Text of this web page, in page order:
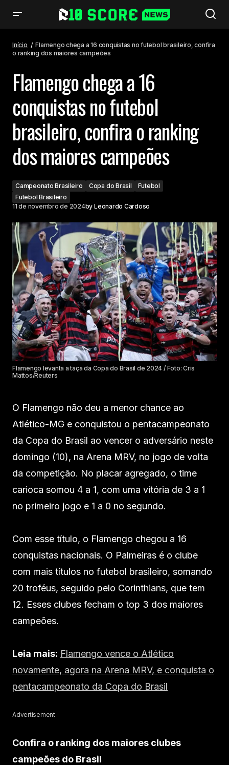
dos maiores campeões
Início
Flamengo chega a 16 conquistas no futebol brasileiro, confira
o ranking dos maiores campeões
Flamengo chega a 16
conquistas no futebol
brasileiro, confira o ranking
dos maiores campeões
Campeonato Brasileiro Copa do Brasil
Futebol
Futebol Brasileiro
11 de novembro de 2024by Leonardo Cardoso
Flamengo levanta a taça da Copa do Brasil de 2024 / Foto: Cris
Mattos/Reuters
O Flamengo não deu a menor chance ao
Atlético-MG e conquistou o pentacampeonato
da Copa do Brasil ao vencer o adversário neste
domingo (10), na Arena MRV, no jogo de volta
da competição. No placar agregado, o time
carioca somou 4 a 1, com uma vitória de 3 a 1
no primeiro jogo e 1 a 0 no segundo.
Com esse título, o Flamengo chegou a 16
conquistas nacionais. O Palmeiras é o clube
com mais títulos no futebol brasileiro, somando
20 troféus, seguido pelo Corinthians, que tem
12. Esses clubes fecham o top 3 dos maiores
campeões.
Leia mais: Flamengo vence o Atlético
novamente, agora na Arena MRV, e conquista o
pentacampeonato da Copa do Brasil
Advertisement
Confira o ranking dos maiores clubes
campeões do Brasil